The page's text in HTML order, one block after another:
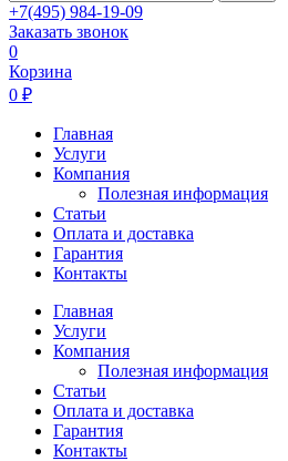
+7(495) 984-19-09
Заказать звонок
0
Корзина
0 ₽
Главная
Услуги
Компания
Полезная информация
Статьи
Оплата и доставка
Гарантия
Контакты
Главная
Услуги
Компания
Полезная информация
Статьи
Оплата и доставка
Гарантия
Контакты